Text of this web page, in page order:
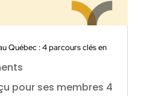
Québec : 4 parcours clés en
pour ses membres 4